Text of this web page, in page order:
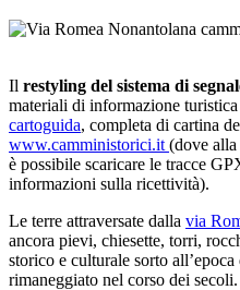
Il restyling del sistema di
materiali di informazione
cartoguida, completa di cartina
www.camministorici.it (dove alla
è possibile scaricare le tracce
informazioni sulla ricettività).
Le terre attraversate dalla via
ancora pievi, chiesette, torri,
storico e culturale sorto
rimaneggiato nel corso dei secoli.